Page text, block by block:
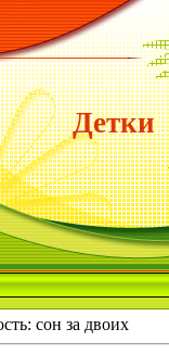
Детки
сон за двоих